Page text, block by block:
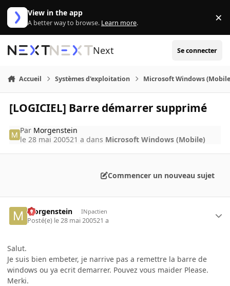
Aller au contenu
View in the app
A better way to browse. Learn more. ×
Next Se connecter
Accueil Systèmes d'exploitation Microsoft Windows
[LOGICIEL] Barre démarrer supprimé
Par Morgenstein
le 28 mai 200521 a dans Microsoft Windows (Mobile)
Commencer un nouveau sujet
Morgenstein INpactien
Posté(e) le 28 mai 200521 a
Salut.
Je suis bien embeter, je narrive pas a remettre la barre de
windows ou ya ecrit demarrer. Pouvez vous maider Please.
Merki.